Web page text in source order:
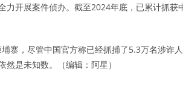
力开展案件侦办。截至2024年底，已累计抓获
寨，尽管中国官方称已经抓捕了5.3万名涉诈人
是未知数。（编辑：阿星）